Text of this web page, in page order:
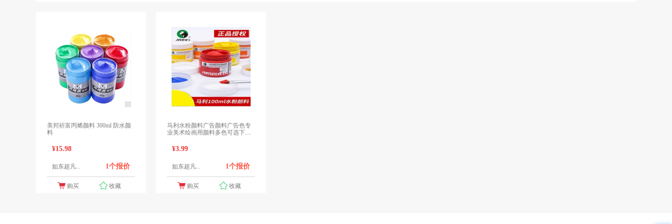
美邦祈富丙烯颜料 300ml 防水颜
料
¥15.98
如东超凡... 1个报价
购买 收藏
马利水粉颜料广告颜料广告色专
业美术绘画用颜料多色可选下单
¥3.99
如东超凡... 1个报价
购买 收藏